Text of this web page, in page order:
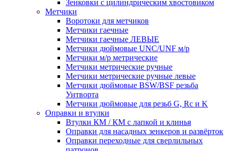
Зенковки с цилиндрическим хвостовиком
Метчики
Воротоки для метчиков
Метчики гаечные
Метчики гаечные ЛЕВЫЕ
Метчики дюймовые UNC/UNF м/р
Метчики м/р метрические
Метчики метрические ручные
Метчики метрические ручные левые
Метчики дюймовые BSW/BSF резьба
Уитворта
Метчики дюймовые для резьб G, Rc и K
Оправки и втулки
Втулки КМ / КМ с лапкой и клинья
Оправки для насадных зенкеров и развёрток
Оправки переходные для сверлильных